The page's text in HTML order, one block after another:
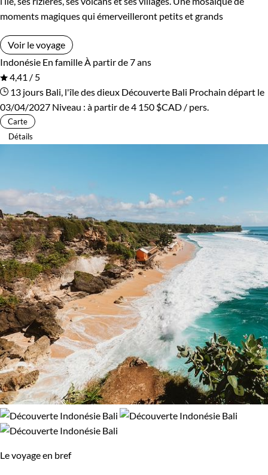
moments magiques qui émerveilleront petits et grands
Voir le voyage
Indonésie En famille À partir de 7 ans
4,41 / 5
13 jours Bali, l'île des dieux Découverte Bali Prochain départ le
03/04/2027 Niveau : à partir de4 150 $CAD / pers.
Carte
Détails
Le voyage en bref